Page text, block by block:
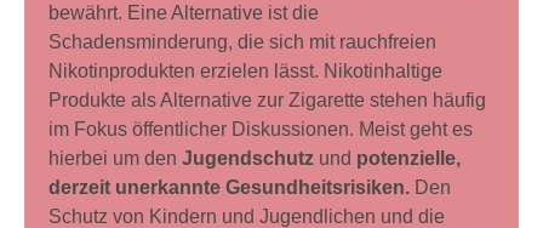
bewährt. Eine Alternative ist die
Schadensminderung, die sich mit rauchfreien
Nikotinprodukten erzielen lässt. Nikotinhaltige
Produkte als Alternative zur Zigarette stehen häufig
im Fokus öffentlicher Diskussionen. Meist geht es
hierbei um den Jugendschutz und potenzielle,
derzeit unerkannte Gesundheitsrisiken. Den
Schutz von Kindern und Jugendlichen und die